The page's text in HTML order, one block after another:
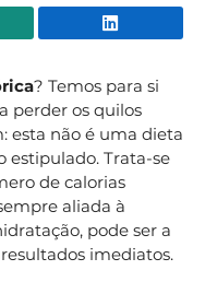
WhatsApp
? Temos para si
perder os quilos
esta não é uma dieta
estipulado. Trata-se
de calorias
aliada à
pode ser a
imediatos.